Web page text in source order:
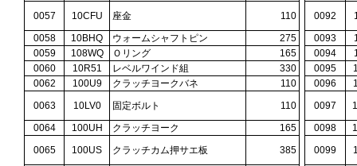
0057
10CFU 座金 110 0092
0058
10BHQ ウォームシャフトピン 275 0093
0059
108WQ Ｏリング 165 0094
0060
10R51 レベルワインド組 330 0095
0062
100U9 クラッチヨークバネ 110 0096
0063
10LV0 固定ボルト 110 0097
0064
100UH クラッチヨーク 165 0098
0065
100US クラッチカム押サエ板 385 0099